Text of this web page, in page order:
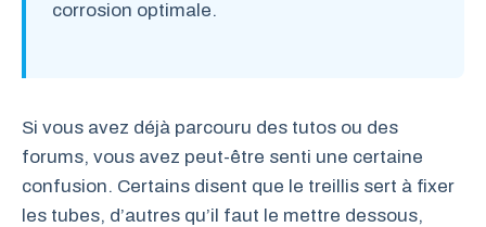
corrosion optimale.
Si vous avez déjà parcouru des tutos ou des
forums, vous avez peut-être senti une certaine
confusion. Certains disent que le treillis sert à fixer
les tubes, d’autres qu’il faut le mettre dessous,